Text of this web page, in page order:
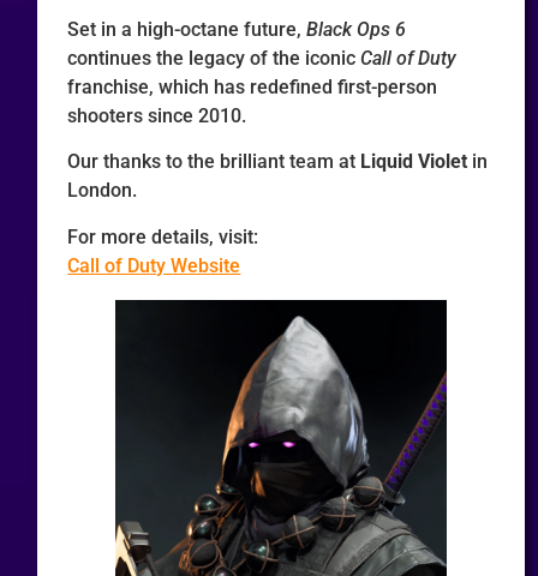
Set in a high-octane future,Black Ops 6
continues the legacy of the iconicCall of Duty
franchise, which has redefined first-person
shooters since 2010.
Our thanks to the brilliant team at Liquid Violet in
London.
For more details, visit:
Call of Duty Website